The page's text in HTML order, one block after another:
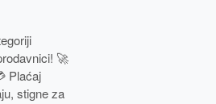
🚀
Plaćaj
stigne za